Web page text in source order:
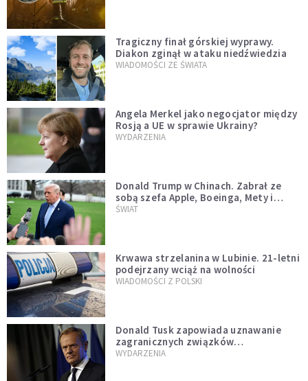
Tragiczny finał górskiej wyprawy.
Diakon zginął w ataku niedźwiedzia
WIADOMOŚCI ZE ŚWIATA
Angela Merkel jako negocjator między
Rosją a UE w sprawie Ukrainy?
WYDARZENIA
Donald Trump w Chinach. Zabrał ze
sobą szefa Apple, Boeinga, Mety i
Muska
ŚWIAT
Krwawa strzelanina w Lubinie. 21-letni
podejrzany wciąż na wolności
WIADOMOŚCI Z POLSKI
Donald Tusk zapowiada uznawanie
zagranicznych związków
jednopłciowych. "Państwo oblało ten
WYDARZENIA